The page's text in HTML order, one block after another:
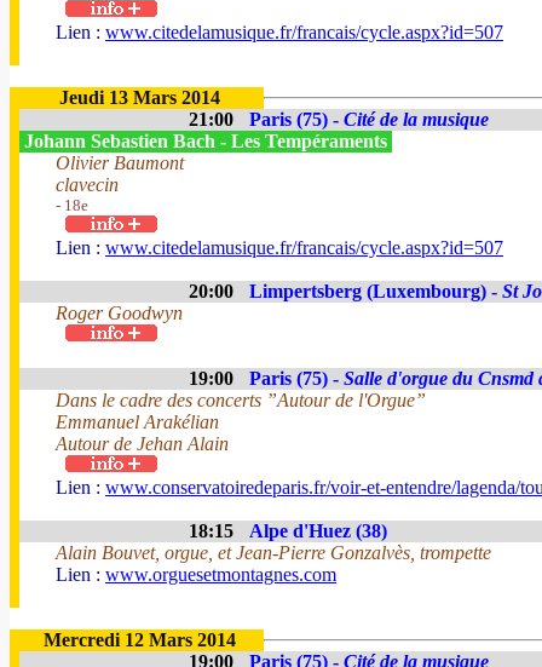
Lien : www.citedelamusique.fr/francais/cycle.aspx?id=507
Jeudi 13 Mars 2014
21:00
Paris (75) - Cité de la musique
Johann Sebastien Bach - Les Tempéraments
Olivier Baumont
clavecin
- 18e
Lien : www.citedelamusique.fr/francais/cycle.aspx?id=507
20:00 Limpertsberg (Luxembourg) - St
Roger Goodwyn
19:00 Paris (75) - Salle d'orgue du Cnsmd
Dans le cadre des concerts ”Autour de l'Orgue”
Emmanuel Arakélian
Autour de Jehan Alain
Lien : www.conservatoiredeparis.fr/voir-et-entendre/lagenda/
18:15
Alpe d'Huez (38)
Alain Bouvet, orgue, et Jean-Pierre Gonzalvès, trompette
Lien : www.orguesetmontagnes.com
Mercredi 12 Mars 2014
19:00
Paris (75) - Cité de la musique